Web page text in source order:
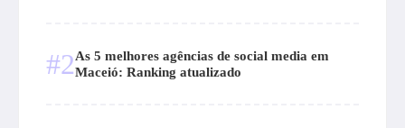
#2As 5 melhores agências de social media em
Maceió: Ranking atualizado